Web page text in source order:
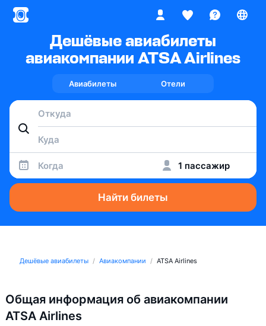
Дешёвые авиабилеты
авиакомпании ATSA Airlines
Авиабилеты Отели
Когда 1 пассажир
Найти билеты
Дешёвые авиабилеты Авиакомпании ATSA Airlines
Общая информация об авиакомпании
ATSA Airlines